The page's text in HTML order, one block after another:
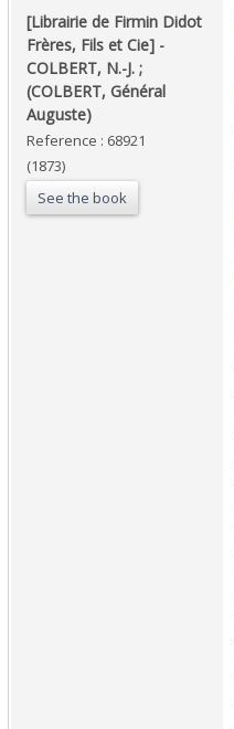
‎[Librairie de Firmin Didot
Frères, Fils et Cie] - ‎
‎COLBERT, N.-J. ;
(COLBERT, Général
Auguste)‎
Reference : 68921
(1873)
See the book